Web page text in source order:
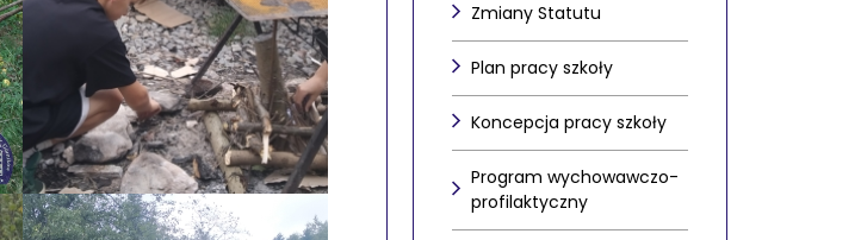
Zmiany Statutu
Plan pracy szkoły
Koncepcja pracy szkoły
Program wychowawczo-
profilaktyczny